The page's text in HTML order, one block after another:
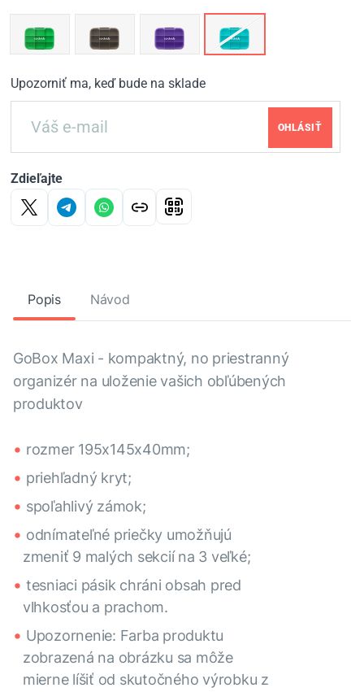
Upozorniť ma, keď bude na sklade
OHLÁSIŤ
Zdieľajte
Popis Návod
GoBox Maxi - kompaktný, no priestranný
organizér na uloženie vašich obľúbených
produktov
rozmer 195x145x40mm;
priehľadný kryt;
spoľahlivý zámok;
odnímateľné priečky umožňujú
zmeniť 9 malých sekcií na 3 veľké;
tesniaci pásik chráni obsah pred
vlhkosťou a prachom.
Upozornenie: Farba produktu
zobrazená na obrázku sa môže
mierne líšiť od skutočného výrobku z